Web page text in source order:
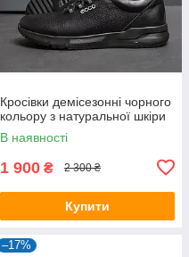
Кросівки демісезонні чорного
кольору з натуральної шкіри
В наявності
1 900 ₴ 2 300 ₴
Купити
–17%